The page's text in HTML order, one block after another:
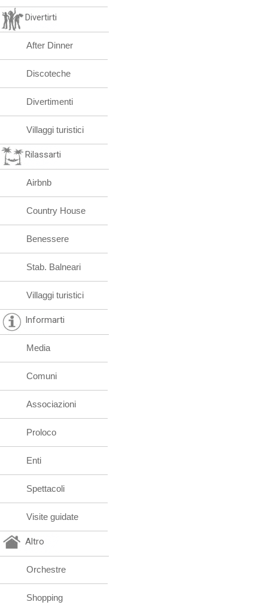
Divertirti
After Dinner
Discoteche
Divertimenti
Villaggi turistici
Rilassarti
Airbnb
Country House
Benessere
Stab. Balneari
Villaggi turistici
Informarti
Media
Comuni
Associazioni
Proloco
Enti
Spettacoli
Visite guidate
Altro
Orchestre
Shopping